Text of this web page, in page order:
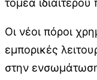
τομέα
Οι νέοι πόροι
εμπορικές
στην